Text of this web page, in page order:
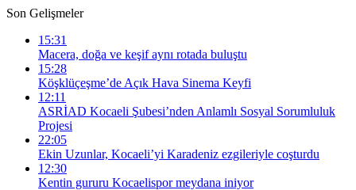
Son Gelişmeler
15:31
Macera, doğa ve keşif aynı rotada buluştu
15:28
Köşklüçeşme’de Açık Hava Sinema Keyfi
12:11
ASRİAD Kocaeli Şubesi’nden Anlamlı Sosyal Sorumluluk
Projesi
22:05
Ekin Uzunlar, Kocaeli’yi Karadeniz ezgileriyle coşturdu
12:30
Kentin gururu Kocaelispor meydana iniyor